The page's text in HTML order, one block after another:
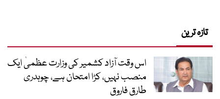
تازہ ترین
اس وقت آزاد کشمیر کی وزارت عظمیٰ ایک
منصب نہیں، کڑا امتحان ہے، چوہدری
طارق فاروق